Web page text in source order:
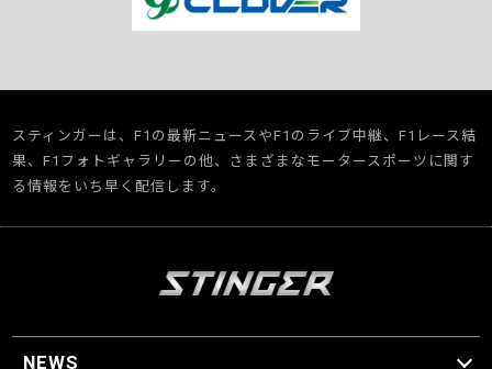
スティンガーは、F1の最新ニュースやF1のライブ中継、F1レース結
果、F1フォトギャラリーの他、さまざまなモータースポーツに関す
る情報をいち早く配信します。
NEWS